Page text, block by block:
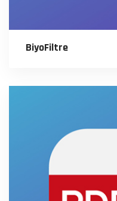
BiyoFiltre